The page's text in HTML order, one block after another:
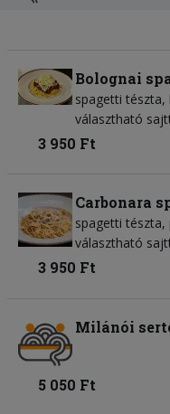
Bolognai
spagetti tészta
választható
3 950 Ft
Carbonara
spagetti tészta
választható
3 950 Ft
Milánói
5 050 Ft